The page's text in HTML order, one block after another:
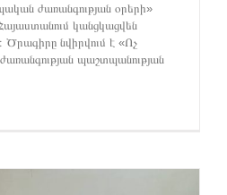
ժառանգության օրերի»
կանցկացվեն
Ծրագիրը նվիրվում է «Ոչ
ժառանգության պաշտպանության